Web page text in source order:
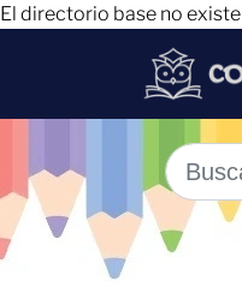
El directorio base no existe